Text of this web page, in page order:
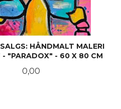
HÅNDMALT MALERI
- "PARADOX" - 60 X 80 CM
Pris
0,00